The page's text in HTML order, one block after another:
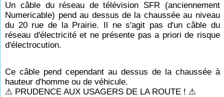
Un câble du réseau de télévision SFR (anciennement
Numericable) pend au dessus de la chaussée au niveau
du 20 rue de la Prairie. Il ne s'agit pas d'un câble du
réseau d'électricité et ne présente pas a priori de risque
d'électrocution.
Ce câble pend cependant au dessus de la chaussée à
hauteur d'homme ou de véhicule.
⚠ PRUDENCE AUX USAGERS DE LA ROUTE ! ⚠